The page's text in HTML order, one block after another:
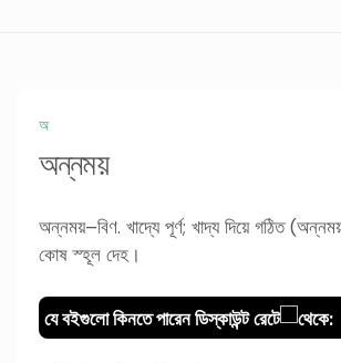
অ
অন্নময়
অন্নময়–বিণ. খাদ্যে পূর্ণ; খাদ্য দিয়ে গঠিত
কোষ স্হূল দেহ।
যে বইগুলো কিনতে পারেন ডিস্কাউন্ট রেটে থেকে: